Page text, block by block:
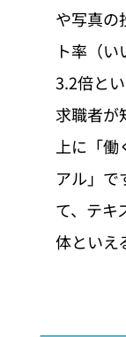
や写真の
ト率（
3.2倍と
求職者が
上に「働
アル」で
て、テキ
体といえ